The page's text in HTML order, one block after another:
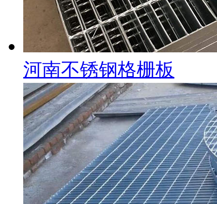
河南不锈钢格栅板